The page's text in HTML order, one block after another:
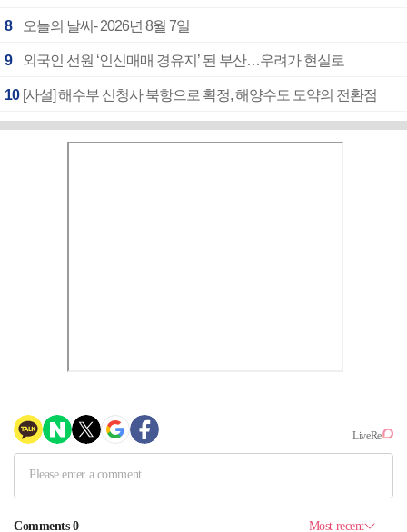
8 오늘의 날씨- 2026년 8월 7일
9 외국인 선원 ‘인신매매 경유지’ 된 부산…우려가 현실로
10 [사설] 해수부 신청사 북항으로 확정, 해양수도 도약의 전환점